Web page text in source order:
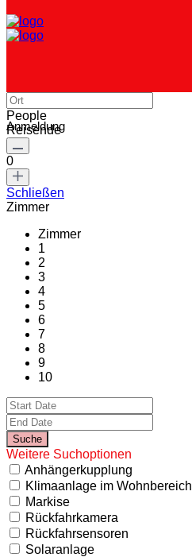
Anmeldung
People
Reisende
0
Schließen
Zimmer
Zimmer
1
2
3
4
5
6
7
8
9
10
Weitere Suchoptionen
Anhängerkupplung
Klimaanlage im Wohnbereich
Markise
Rückfahrkamera
Rückfahrsensoren
Solaranlage